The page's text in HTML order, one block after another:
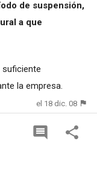
de suspensión,
a que
la empresa.
el 18 dic. 08